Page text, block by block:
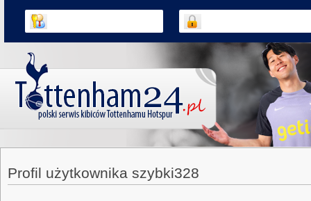
Profil użytkownika szybki328